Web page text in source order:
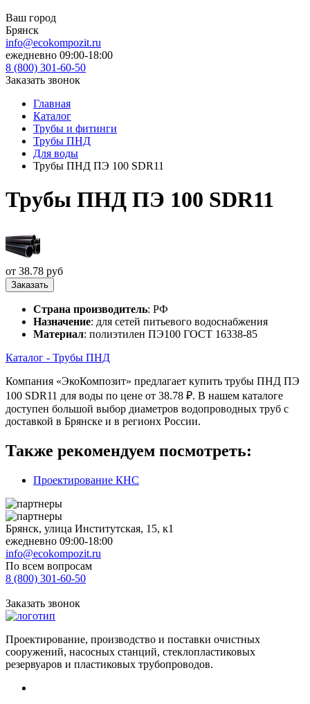
Ваш город
Брянск
info@ecokompozit.ru
ежедневно 09:00-18:00
8 (800) 301-60-50
Заказать звонок
Главная
Каталог
Трубы и фитинги
Трубы ПНД
Для воды
Трубы ПНД ПЭ 100 SDR11
Трубы ПНД ПЭ 100 SDR11
от 38.78 руб
Заказать
Страна производитель: РФ
Назначение: для сетей питьевого водоснабжения
Материал: полиэтилен ПЭ100 ГОСТ 16338-85
Каталог - Трубы ПНД
Компания «ЭкоКомпозит» предлагает купить трубы ПНД ПЭ
100 SDR11 для воды по цене от 38.78 ₽. В нашем каталоге
доступен большой выбор диаметров водопроводных труб с
доставкой в Брянске и в регионх России.
Также рекомендуем посмотреть:
Проектирование КНС
Брянск, улица Институтская, 15, к1
ежедневно 09:00-18:00
info@ecokompozit.ru
По всем вопросам
8 (800) 301-60-50
Заказать звонок
Проектирование, производство и поставки очистных
сооружений, насосных станций, стеклопластиковых
резервуаров и пластиковых трубопроводов.